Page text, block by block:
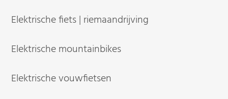
Elektrische fiets | riemaandrijving
Elektrische mountainbikes
Elektrische vouwfietsen